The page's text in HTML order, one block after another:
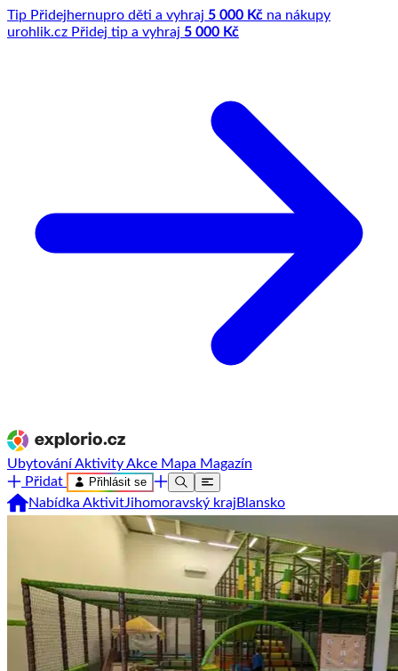
Tip Přidejhernupro děti a vyhraj 5 000 Kč na nákupy
urohlik.cz Přidej tip a vyhraj 5 000 Kč
UbytováníAktivityAkce Mapa Magazín
Přidat
Přihlásit se
Nabídka AktivitJihomoravský kraj Blansko